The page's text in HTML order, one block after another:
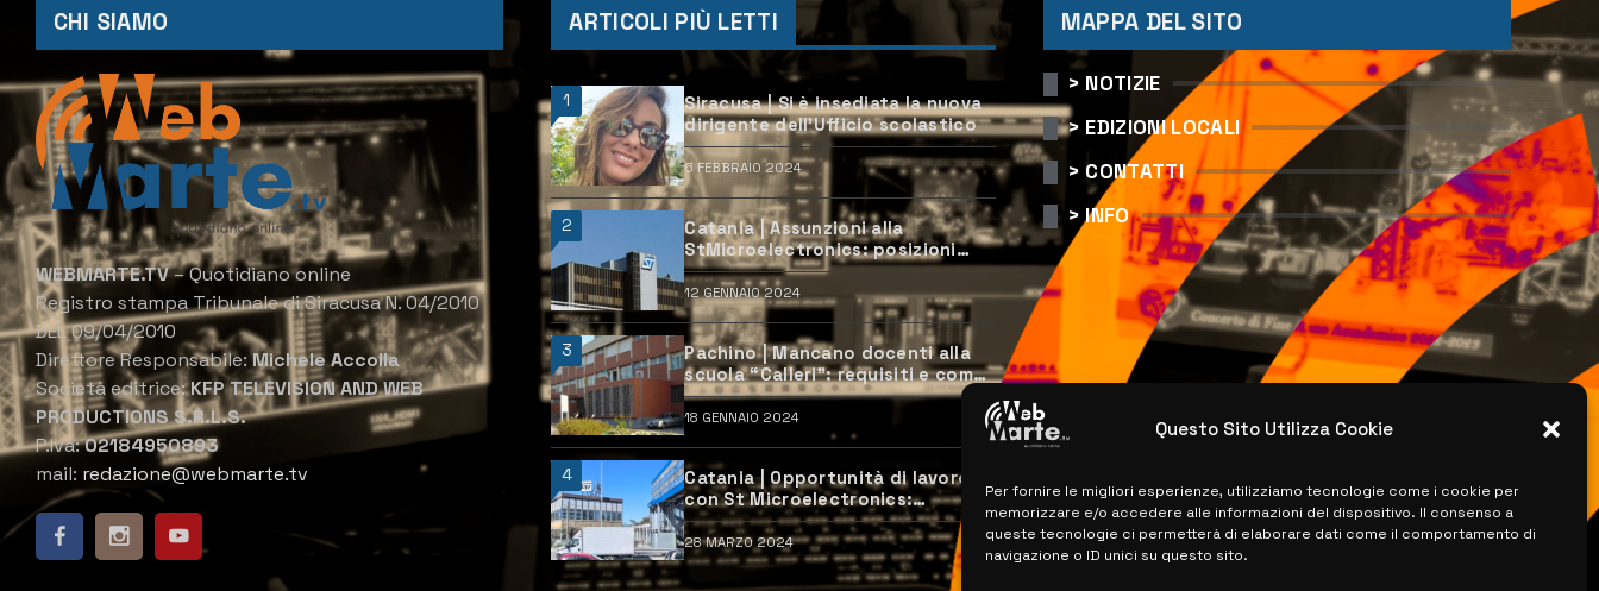
Questo Sito Utilizza Cookie
Per fornire le migliori esperienze, utilizziamo tecnologie come i cookie per
memorizzare e/o accedere alle informazioni del dispositivo. Il consenso a
queste tecnologie ci permetterà di elaborare dati come il comportamento di
navigazione o ID unici su questo sito.
CHI SIAMO
WEBMARTE.TV– Quotidiano online
Registro stampa Tribunale di Siracusa N. 04/2010
DEL 09/04/2010
Direttore Responsabile:Michele Accolla
Società editrice:KFP TELEVISION AND WEB
PRODUCTIONS S.R.L.S.
P.Iva:02184950893
mail: redazione@webmarte.tv
ARTICOLI PIÙ LETTI
1
Siracusa | Si è insediata la nuova
dirigente dell’Ufficio scolastico
6 FEBBRAIO 2024
2
Catania | Assunzioni alla
StMicroelectronics: posizioni
aperte e come candidarsi
12 GENNAIO 2024
3
Pachino | Mancano docenti alla
scuola “Calleri”: requisiti e come
candidarsi
18 GENNAIO 2024
4
Catania | Opportunità di lavoro
con St Microelectronics:
centinaia di assunzioni previste
28 MARZO 2024
MAPPA DEL SITO
> NOTIZIE
> EDIZIONI LOCALI
> CONTATTI
> INFO